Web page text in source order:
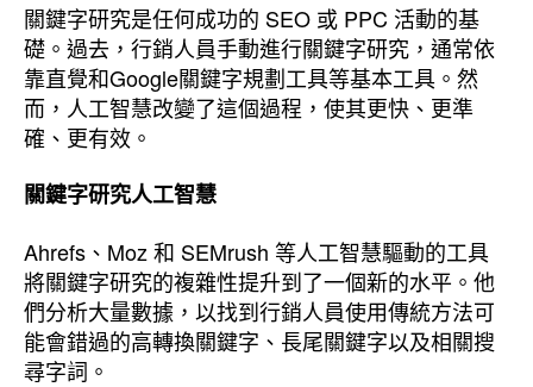
關鍵字研究是任何成功的 SEO 或 PPC 活動的基
礎。過去，行銷人員手動進行關鍵字研究，通常依
靠直覺和Google關鍵字規劃工具等基本工具。然
而，人工智慧改變了這個過程，使其更快、更準
確、更有效。
關鍵字研究人工智慧
Ahrefs、Moz 和 SEMrush 等人工智慧驅動的工具
將關鍵字研究的複雜性提升到了一個新的水平。他
們分析大量數據，以找到行銷人員使用傳統方法可
能會錯過的高轉換關鍵字、長尾關鍵字以及相關搜
尋字詞。